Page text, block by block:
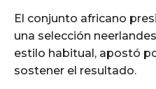
El conjunto africano
una selección
estilo habitual, apostó
sostener el resultado.